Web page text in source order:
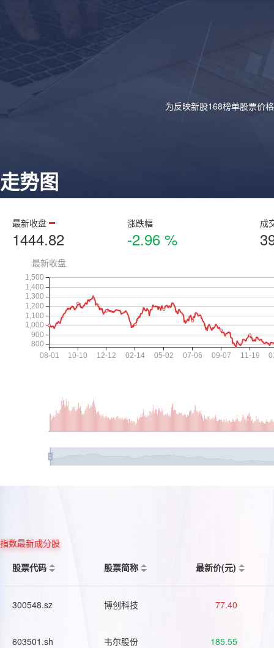
为反映新股168榜单股票价
走势图
最新收盘
1444.82
涨跌幅
-2.96 %
成
指数最新成分股
股票代码
股票简称 最新价(元)
300548.sz 博创科技 77.40
603501.sh 韦尔股份 185.55